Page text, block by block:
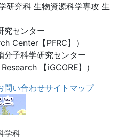
研究科 生物資源科学専攻 生
究センター
Center【PFRC】）
分子科学研究センター
【iGCORE】）
問い合わせサイトマップ
学科